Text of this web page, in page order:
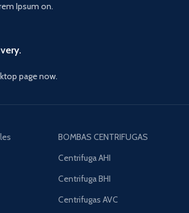
Ipsum on.
page now.
BOMBAS CENTRIFUGAS
Centrifuga AHI
Centrifuga BHI
Centrifugas AVC